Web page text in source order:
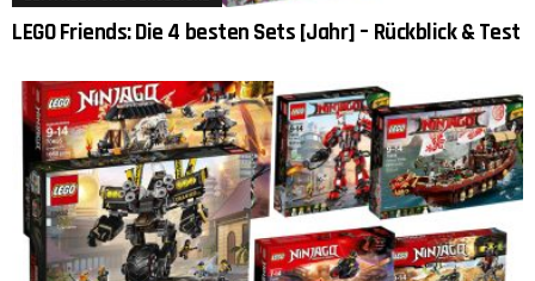
LEGO Friends: Die 4 besten Sets [Jahr] – Rückblick & Test